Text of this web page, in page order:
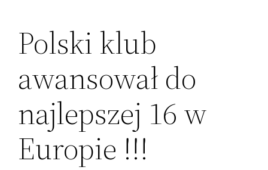
Polski klub
awansował do
najlepszej 16 w
Europie !!!